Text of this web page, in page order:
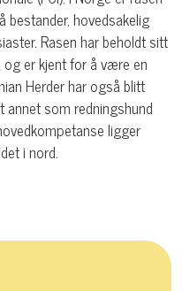
hovedsakelig
Rasen har beholdt sitt
og er kjent for å være en
Herder har også blitt
annet som redningshund
ligger
i nord.